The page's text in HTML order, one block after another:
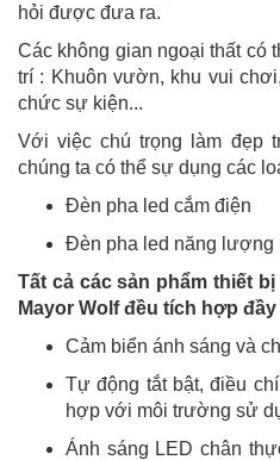
hỏi được đưa ra.
Các không gian ngoại thất có
trí : Khuôn vườn, khu vui
chức sự kiện...
Với việc chú trọng làm đẹp
chúng ta có thể sự dụng các
Đèn pha led cắm điện
Đèn pha led năng lượng
Tất cả các sản phẩm thiết
Mayor Wolf đều tích hợp
Cảm biển ánh sáng và
Tự động tắt bật, điều
hợp với môi trường sử
Ánh sáng LED chân